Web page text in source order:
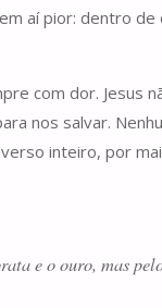
aí pior: dentro de
com dor. Jesus
nos salvar.
inteiro, por
e o ouro, mas